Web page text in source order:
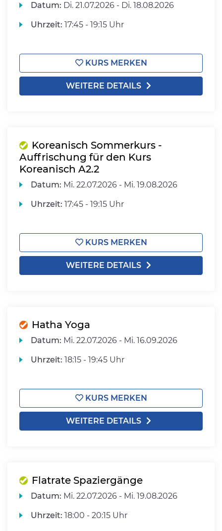
Datum: Di. 21.07.2026 - Di. 18.08.2026
Uhrzeit: 17:45 - 19:15 Uhr
KURS MERKEN
WEITERE DETAILS
Koreanisch Sommerkurs -
Auffrischung für den Kurs
Koreanisch A2.2
Datum: Mi. 22.07.2026 - Mi. 19.08.2026
Uhrzeit: 17:45 - 19:15 Uhr
KURS MERKEN
WEITERE DETAILS
Hatha Yoga
Datum: Mi. 22.07.2026 - Mi. 16.09.2026
Uhrzeit: 18:15 - 19:45 Uhr
KURS MERKEN
WEITERE DETAILS
Flatrate Spaziergänge
Datum: Mi. 22.07.2026 - Mi. 19.08.2026
Uhrzeit: 18:00 - 20:15 Uhr